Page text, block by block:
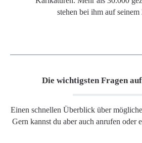
stehen bei ihm auf seinem
Die wichtigsten Fragen
Einen schnellen Überblick über
Gern kannst du aber auch anrufen oder